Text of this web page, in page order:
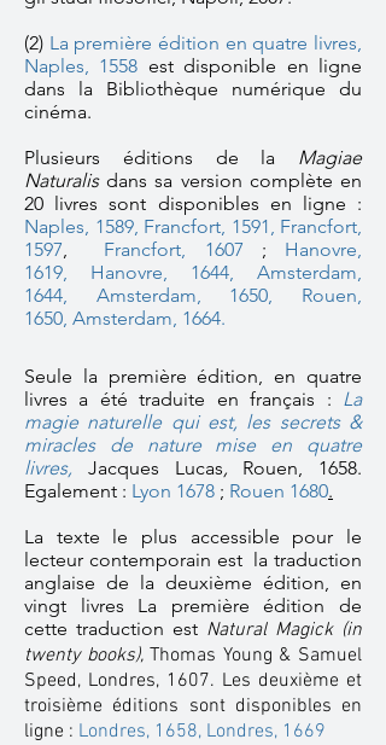
(2) La première édition en quatre livres,
Naples, 1558 est disponible en ligne
dans la Bibliothèque numérique du
cinéma.
Plusieurs éditions de la Magiae
Naturalisdans sa version complète en
20 livres sont disponibles en ligne :
Naples, 1589, Francfort, 1591, Francfort,
1597, Francfort, 1607 ; Hanovre,
1619, Hanovre, 1644, Amsterdam,
1644, Amsterdam, 1650, Rouen,
1650, Amsterdam, 1664.
Seule la première édition, en quatre
livres a été traduite en français : La
magie naturelle qui est, les secrets &
miracles de nature mise en quatre
livres, Jacques Lucas, Rouen, 1658.
Egalement : Lyon 1678 ; Rouen 1680.
La texte le plus accessible pour le
lecteur contemporain est la traduction
anglaise de la deuxième édition, en
vingt livres La première édition de
cette traduction est Natural Magick (in
twenty books),Thomas Young & Samuel
Speed, Londres, 1607. Les deuxième et
troisième éditions sont disponibles en
ligne : Londres, 1658, Londres, 1669